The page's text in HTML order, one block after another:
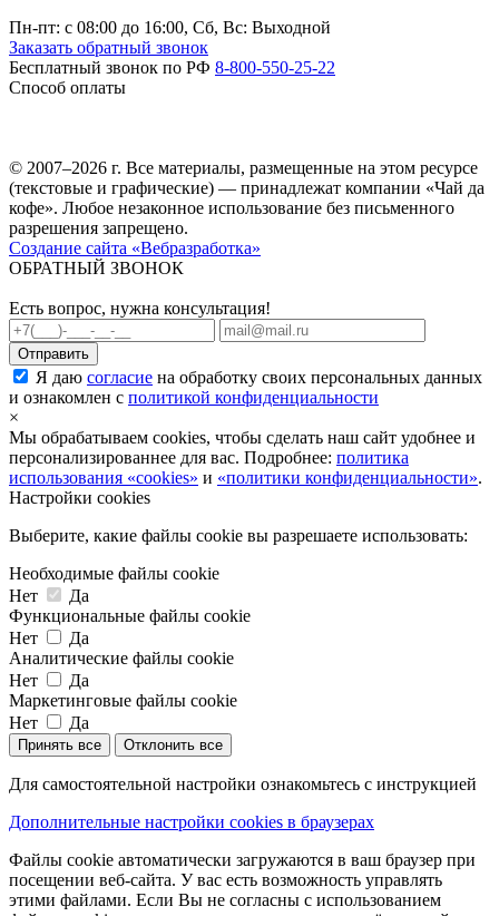
Пн-пт: c 08:00 до 16:00, Сб, Вс: Выходной
Заказать обратный звонок
Бесплатный звонок по РФ 8-800-550-25-22
Способ оплаты
© 2007–2026 г. Все материалы, размещенные на этом ресурсе
(текстовые и графические) — принадлежат компании «Чай да
кофе». Любое незаконное использование без письменного
разрешения запрещено.
Создание сайта «Вебразработка»
ОБРАТНЫЙ ЗВОНОК
Есть вопрос, нужна консультация!
Я даю согласие на обработку своих персональных данных
и ознакомлен с политикой конфиденциальности
×
Мы обрабатываем cookies, чтобы сделать наш сайт удобнее и
персонализированнее для вас. Подробнее: политика
использования «cookies» и «политики конфиденциальности».
Настройки cookies
Выберите, какие файлы cookie вы разрешаете использовать:
Необходимые файлы cookie
Нет
Да
Функциональные файлы cookie
Нет
Да
Аналитические файлы cookie
Нет
Да
Маркетинговые файлы cookie
Нет
Да
Принять все Отклонить все
Для самостоятельной настройки ознакомьтесь с инструкцией
Дополнительные настройки cookies в браузерах
Файлы cookie автоматически загружаются в ваш браузер при
посещении веб-сайта. У вас есть возможность управлять
этими файлами. Если Вы не согласны с использованием